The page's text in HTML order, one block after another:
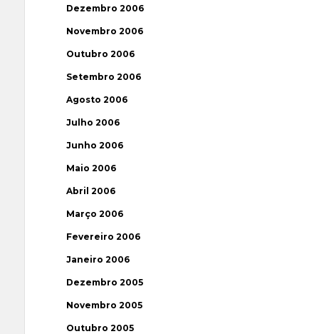
Dezembro 2006
Novembro 2006
Outubro 2006
Setembro 2006
Agosto 2006
Julho 2006
Junho 2006
Maio 2006
Abril 2006
Março 2006
Fevereiro 2006
Janeiro 2006
Dezembro 2005
Novembro 2005
Outubro 2005